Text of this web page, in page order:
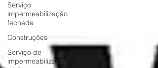
Serviço
impermeabilização
fachada
Construções
Serviço de
impermeabilização